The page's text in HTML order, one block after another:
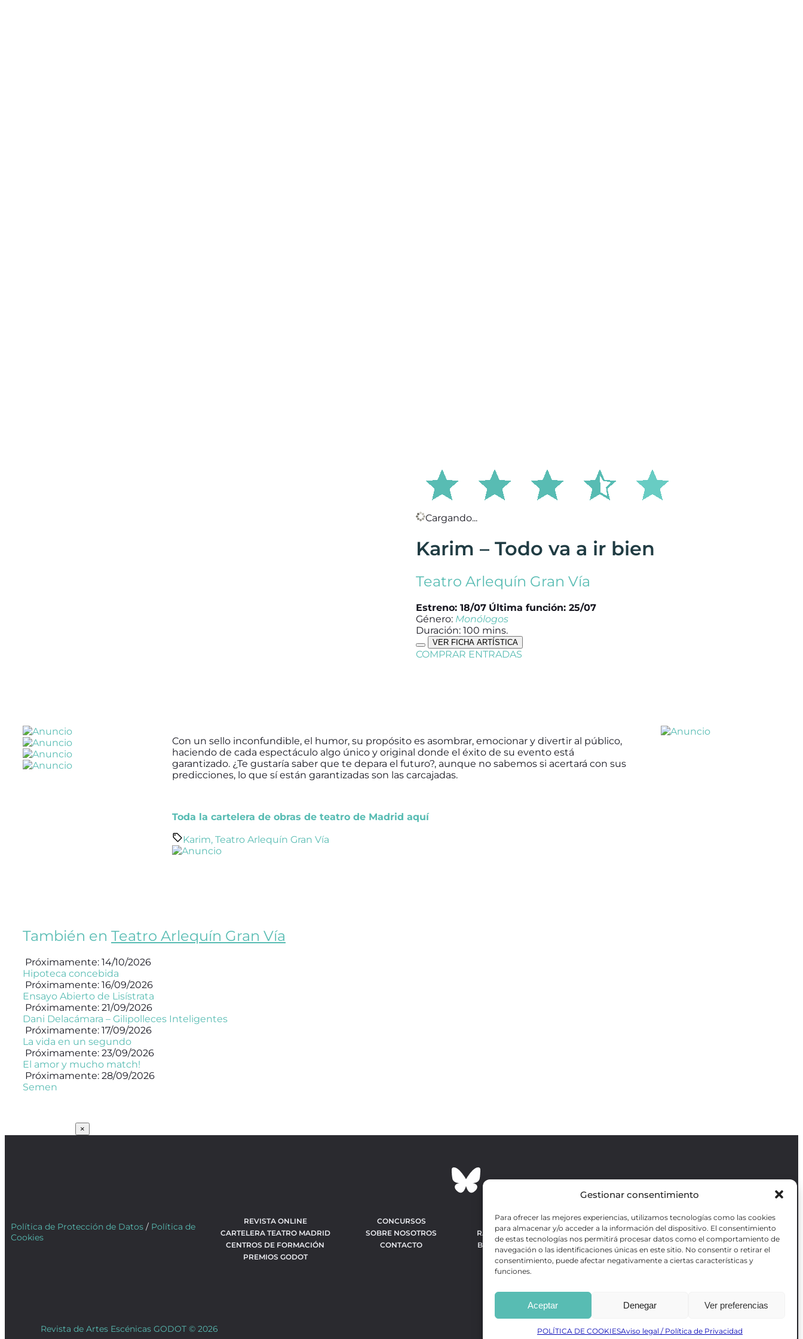
Gestionar consentimiento
Para ofrecer las mejores experiencias, utilizamos tecnologías como las cookies
para almacenar y/o acceder a la información del dispositivo. El consentimiento
de estas tecnologías nos permitirá procesar datos como el comportamiento de
navegación o las identificaciones únicas en este sitio. No consentir o retirar el
consentimiento, puede afectar negativamente a ciertas características y
funciones.
Aceptar Denegar Ver preferencias
POLÍTICA DE COOKIESAviso legal / Política de Privacidad
Cargando...
Karim – Todo va a ir bien
Teatro Arlequín Gran Vía
Estreno: 18/07 Última función: 25/07
Género: Monólogos
Duración: 100 mins.
VER FICHA ARTÍSTICA
COMPRAR ENTRADAS
Con un sello inconfundible, el humor, su propósito es asombrar, emocionar y divertir al público,
haciendo de cada espectáculo algo único y original donde el éxito de su evento está
garantizado. ¿Te gustaría saber que te depara el futuro?, aunque no sabemos si acertará con sus
predicciones, lo que sí están garantizadas son las carcajadas.
Toda la cartelera de obras de teatro de Madrid aquí
Karim, Teatro Arlequín Gran Vía
También en Teatro Arlequín Gran Vía
Próximamente: 14/10/2026
Hipoteca concebida
Próximamente: 16/09/2026
Ensayo Abierto de Lisístrata
Próximamente: 21/09/2026
Dani Delacámara – Gilipolleces Inteligentes
Próximamente: 17/09/2026
La vida en un segundo
Próximamente: 23/09/2026
El amor y mucho match!
Próximamente: 28/09/2026
Semen
×
Política de Protección de Datos / Política de
Cookies
REVISTA ONLINE
CARTELERA TEATRO MADRID
CENTROS DE FORMACIÓN
PREMIOS GODOT
CONCURSOS
SOBRE NOSOTROS
CONTACTO
OBRAS MÁS VOTADAS
RANKING MEJORES OBRAS
BÚSQUEDA AVANZADA DE
OBRAS
Revista GODOT
es una revista
sobre artes escénicas de Madrid, gratuita y
que se distribuye en espacios escénicos,
además de otros puntos de interés turístico
y de ocio de la capital.
Revista de Artes Escénicas GODOT © 2026 Desarrollado porPrecise Future